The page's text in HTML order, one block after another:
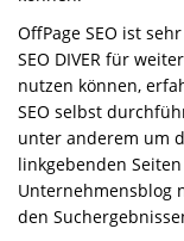
OffPage SEO ist
SEO DIVER für
nutzen können,
SEO selbst
unter anderem um
linkgebenden
Unternehmensblog
den